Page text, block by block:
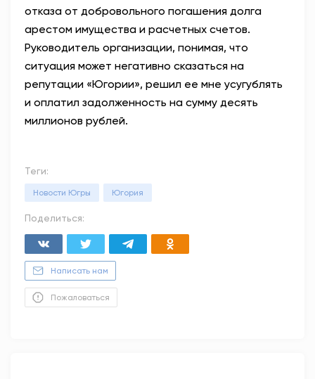
ОФИЦИАЛЬНО
отказа от добровольного погашения долга
арестом имущества и расчетных счетов.
Руководитель организации, понимая, что
ситуация может негативно сказаться на
репутации «Югории», решил ее мне усугублять
и оплатил задолженность на сумму десять
миллионов рублей.
Теги:
Новости Югры Югория
Поделиться:
Написать нам
Пожаловаться